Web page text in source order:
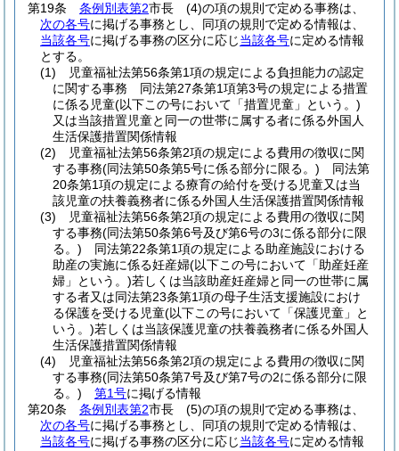
第19条
条例別表第2市長 (4)の項の規則で定める事務は、
次の各号に掲げる事務とし、同項の規則で定める情報は、
当該各号に掲げる事務の区分に応じ当該各号に定める情報
とする。
(1)
児童福祉法第56条第1項の規定による負担能力の認定
に関する事務 同法第27条第1項第3号の規定による措置
に係る児童(以下この号において「措置児童」という。)
又は当該措置児童と同一の世帯に属する者に係る外国人
生活保護措置関係情報
(2)
児童福祉法第56条第2項の規定による費用の徴収に関
する事務(同法第50条第5号に係る部分に限る。) 同法第
20条第1項の規定による療育の給付を受ける児童又は当
該児童の扶養義務者に係る外国人生活保護措置関係情報
(3)
児童福祉法第56条第2項の規定による費用の徴収に関
する事務(同法第50条第6号及び第6号の3に係る部分に限
る。) 同法第22条第1項の規定による助産施設における
助産の実施に係る妊産婦(以下この号において「助産妊産
婦」という。)若しくは当該助産妊産婦と同一の世帯に属
する者又は同法第23条第1項の母子生活支援施設におけ
る保護を受ける児童(以下この号において「保護児童」と
いう。)若しくは当該保護児童の扶養義務者に係る外国人
生活保護措置関係情報
(4)
児童福祉法第56条第2項の規定による費用の徴収に関
する事務(同法第50条第7号及び第7号の2に係る部分に限
る。)
第1号に掲げる情報
第20条
条例別表第2市長 (5)の項の規則で定める事務は、
次の各号に掲げる事務とし、同項の規則で定める情報は、
当該各号に掲げる事務の区分に応じ当該各号に定める情報